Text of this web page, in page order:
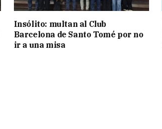
Insólito: multan al Club
Barcelona de Santo Tomé por no
ir a una misa